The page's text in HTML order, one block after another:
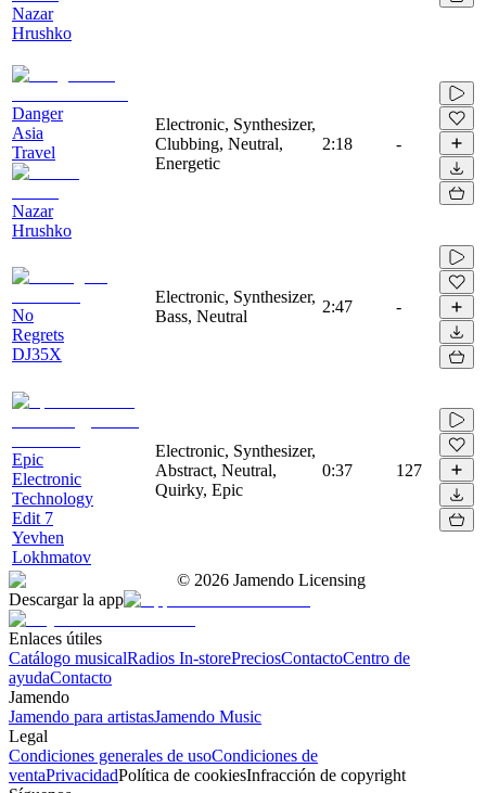
Nazar
Hrushko
Danger
Asia
Travel
Nazar
Hrushko
Electronic, Synthesizer,
Clubbing, Neutral,
Energetic
2:18 -
No
Regrets
DJ35X
Electronic, Synthesizer,
Bass, Neutral
2:47 -
Epic
Electronic
Technology
Edit 7
Yevhen
Lokhmatov
Electronic, Synthesizer,
Abstract, Neutral,
Quirky, Epic
0:37 127
© 2026 Jamendo Licensing
Descargar la app
Enlaces útiles
Catálogo musicalRadios In-storePreciosContactoCentro de
ayudaContacto
Jamendo
Jamendo para artistasJamendo Music
Legal
Condiciones generales de usoCondiciones de
ventaPrivacidadPolítica de cookiesInfracción de copyright